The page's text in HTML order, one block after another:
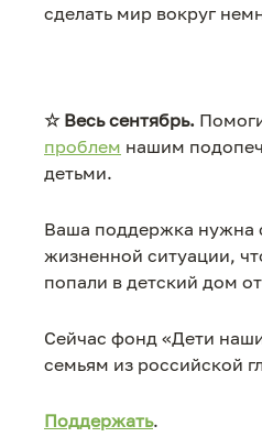
сделать мир вокруг
☆ Весь сентябрь.
проблем нашим
детьми.
Ваша поддержка нужна
жизненной ситуации,
попали в детский дом
Сейчас фонд «Дети
семьям из российской
Поддержать.